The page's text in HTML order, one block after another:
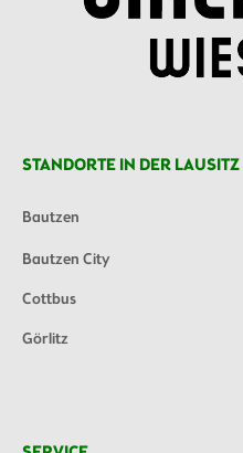
STANDORTE IN DER LAUSITZ
Bautzen
Bautzen City
Cottbus
Görlitz